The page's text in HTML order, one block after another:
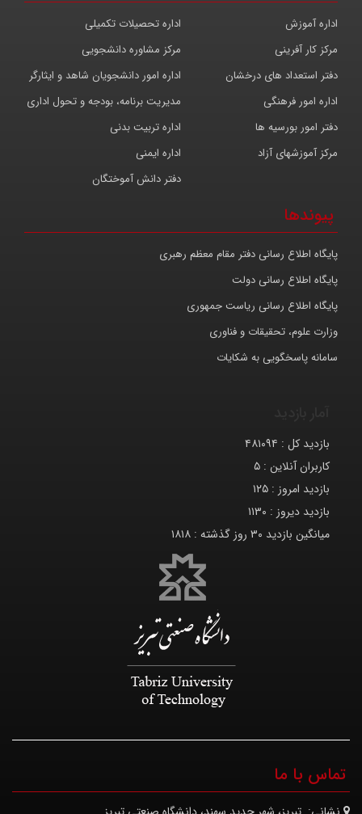
اداره تحصیلات تکمیلی
اداره آموزش
مرکز مشاوره دانشجویی
مرکز کار آفرینی
اداره امور دانشجویان شاهد و ایثارگر
دفتر استعداد های درخشان
مدیریت برنامه، بودجه و تحول اداری
اداره امور فرهنگی
اداره تربیت بدنی
دفتر امور بورسیه ها
اداره ایمنی
مرکز آموزشهای آزاد
دفتر دانش آموختگان
پیوندها
پایگاه اطلاع رسانی دفتر مقام معظم رهبری
پایگاه اطلاع رسانی دولت
پایگاه اطلاع رسانی ریاست جمهوری
وزارت علوم، تحقیقات و فناوری
سامانه پاسخگویی به شکایات
بازدید کل : ۴۸۱۰۹۴
کاربران آنلاین : ۵
بازدید امروز : ۱۲۵
بازدید دیروز : ۱۱۳۰
میانگین بازدید ۳۰ روز گذشته :
۱۸۱۸
تماس با ما